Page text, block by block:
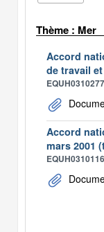
Thème : Mer
Accord
de travail
Accord
mars 2001